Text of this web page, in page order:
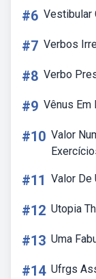
#6 Vestibular
#7 Verbos
#8 Verbo
#9 Vênus Em
#10 Valor
#11 Valor De
#12 Utopia
#13 Uma
#14 Ufrgs